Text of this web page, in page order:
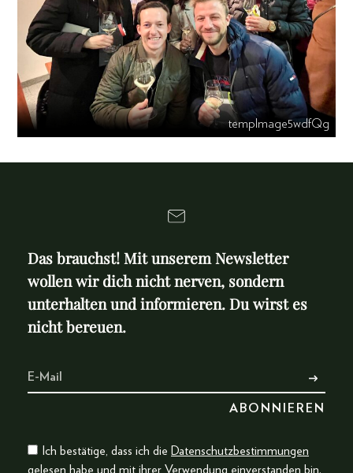
tempImage5wdfQg
Das brauchst! Mit unserem Newsletter
wollen wir dich nicht nerven, sondern
unterhalten und informieren. Du wirst es
nicht bereuen.
Ich bestätige, dass ich die Datenschutzbestimmungen
gelesen habe und mit ihrer Verwendung einverstanden bin.